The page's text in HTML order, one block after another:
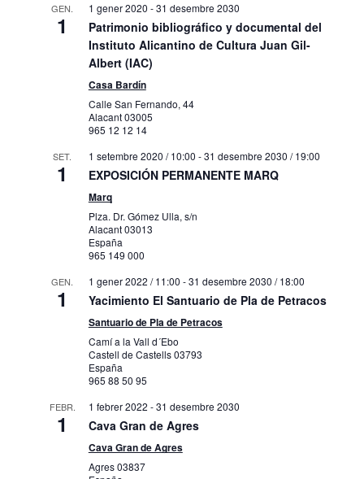
GEN.
1
1 gener 2020 -31 desembre 2030
Patrimonio bibliográfico y documental del
Instituto Alicantino de Cultura Juan Gil-
Albert (IAC)
Casa Bardín
Calle San Fernando, 44
Alacant03005
965 12 12 14
SET.
1
1 setembre 2020 / 10:00 -31 desembre 2030 / 19:00
EXPOSICIÓN PERMANENTE MARQ
Marq
Plza. Dr. Gómez Ulla, s/n
Alacant03013
España
965 149 000
GEN.
1
1 gener 2022 / 11:00 -31 desembre 2030 / 18:00
Yacimiento El Santuario de Pla de Petracos
Santuario de Pla de Petracos
Camí a la Vall d´Ebo
Castell de Castells03793
España
965 88 50 95
FEBR.
1
1 febrer 2022 -31 desembre 2030
Cava Gran de Agres
Cava Gran de Agres
Agres03837